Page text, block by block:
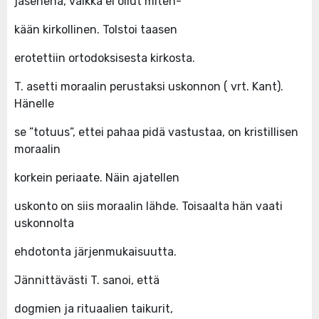
kään kirkollinen. Tolstoi taasen
erotettiin ortodoksisesta kirkosta.
T. asetti moraalin perustaksi uskonnon ( vrt. Kant).
Hänelle
se ”totuus”, ettei pahaa pidä vastustaa, on kristillisen
moraalin
korkein periaate. Näin ajatellen
uskonto on siis moraalin lähde. Toisaalta hän vaati
uskonnolta
ehdotonta järjenmukaisuutta.
Jännittävästi T. sanoi, että
dogmien ja rituaalien taikurit,